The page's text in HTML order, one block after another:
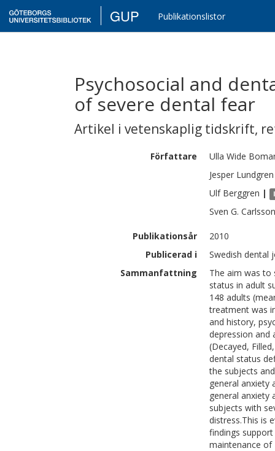
GUP Publikationslistor
Psychosocial and
of severe dental fear
Artikel i vetenskaplig tidskrift,
Författare Ulla Wide
Jesper Lundgren
Ulf Berggren |
Sven G. Carlsson
Publikationsår
2010
Publicerad i
Swedish dental
Sammanfattning
The aim was to
status in adult
148 adults
treatment was
and history,
depression and
(Decayed,
dental status
the subjects
general anxiety
general anxiety
subjects with
distress.This is
findings
maintenance of